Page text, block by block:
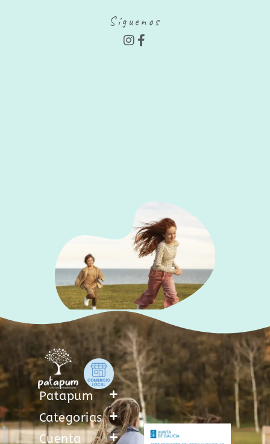
Síguenos
I
n
F
a
Patapum
Categorias
Cuenta